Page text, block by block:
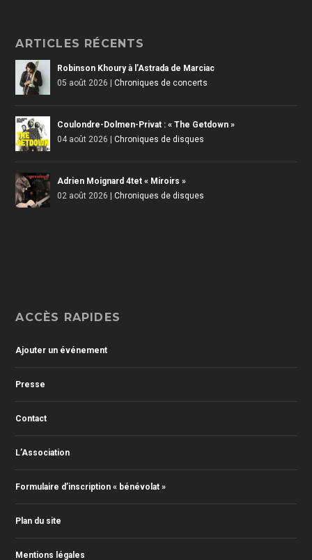
ARTICLES RÉCENTS
Robinson Khoury à l’Astrada de Marciac
05 août 2026 |Chroniques de concerts
Coulondre-Dolmen-Privat : « The Getdown »
04 août 2026 |Chroniques de disques
Adrien Moignard 4tet « Miroirs »
02 août 2026 |Chroniques de disques
ACCÈS RAPIDES
Ajouter un événement
Presse
Contact
L’Association
Formulaire d’inscription « bénévolat »
Plan du site
Mentions légales